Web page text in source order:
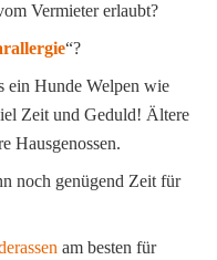
Vermieter erlaubt?
“?
ein Hunde Welpen wie
Zeit und Geduld! Ältere
Hausgenossen.
noch genügend Zeit für
am besten für